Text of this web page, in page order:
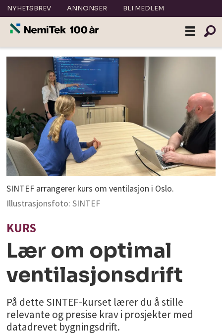
NYHETSBREV ANNONSER BLI MEDLEM
SINTEF arrangerer kurs om ventilasjon i Oslo.
Illustrasjonsfoto: SINTEF
KURS
Lær om optimal
ventilasjonsdrift
På dette SINTEF-kurset lærer du å stille
relevante og presise krav i prosjekter med
datadrevet bygningsdrift.